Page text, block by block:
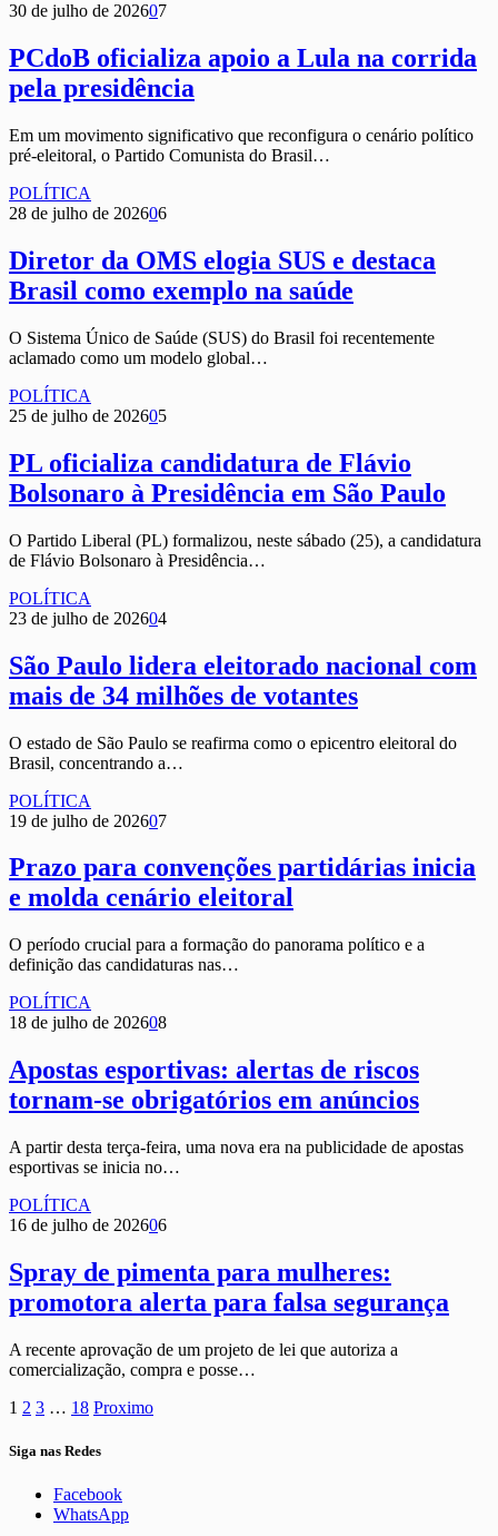
30 de julho de 202607
PCdoB oficializa apoio a Lula na corrida
pela presidência
Em um movimento significativo que reconfigura o cenário político
pré-eleitoral, o Partido Comunista do Brasil…
POLÍTICA
28 de julho de 202606
Diretor da OMS elogia SUS e destaca
Brasil como exemplo na saúde
O Sistema Único de Saúde (SUS) do Brasil foi recentemente
aclamado como um modelo global…
POLÍTICA
25 de julho de 202605
PL oficializa candidatura de Flávio
Bolsonaro à Presidência em São Paulo
O Partido Liberal (PL) formalizou, neste sábado (25), a candidatura
de Flávio Bolsonaro à Presidência…
POLÍTICA
23 de julho de 202604
São Paulo lidera eleitorado nacional com
mais de 34 milhões de votantes
O estado de São Paulo se reafirma como o epicentro eleitoral do
Brasil, concentrando a…
POLÍTICA
19 de julho de 202607
Prazo para convenções partidárias inicia
e molda cenário eleitoral
O período crucial para a formação do panorama político e a
definição das candidaturas nas…
POLÍTICA
18 de julho de 202608
Apostas esportivas: alertas de riscos
tornam-se obrigatórios em anúncios
A partir desta terça-feira, uma nova era na publicidade de apostas
esportivas se inicia no…
POLÍTICA
16 de julho de 202606
Spray de pimenta para mulheres:
promotora alerta para falsa segurança
A recente aprovação de um projeto de lei que autoriza a
comercialização, compra e posse…
1 2 3 … 18 Proximo
Siga nas Redes
Facebook
WhatsApp